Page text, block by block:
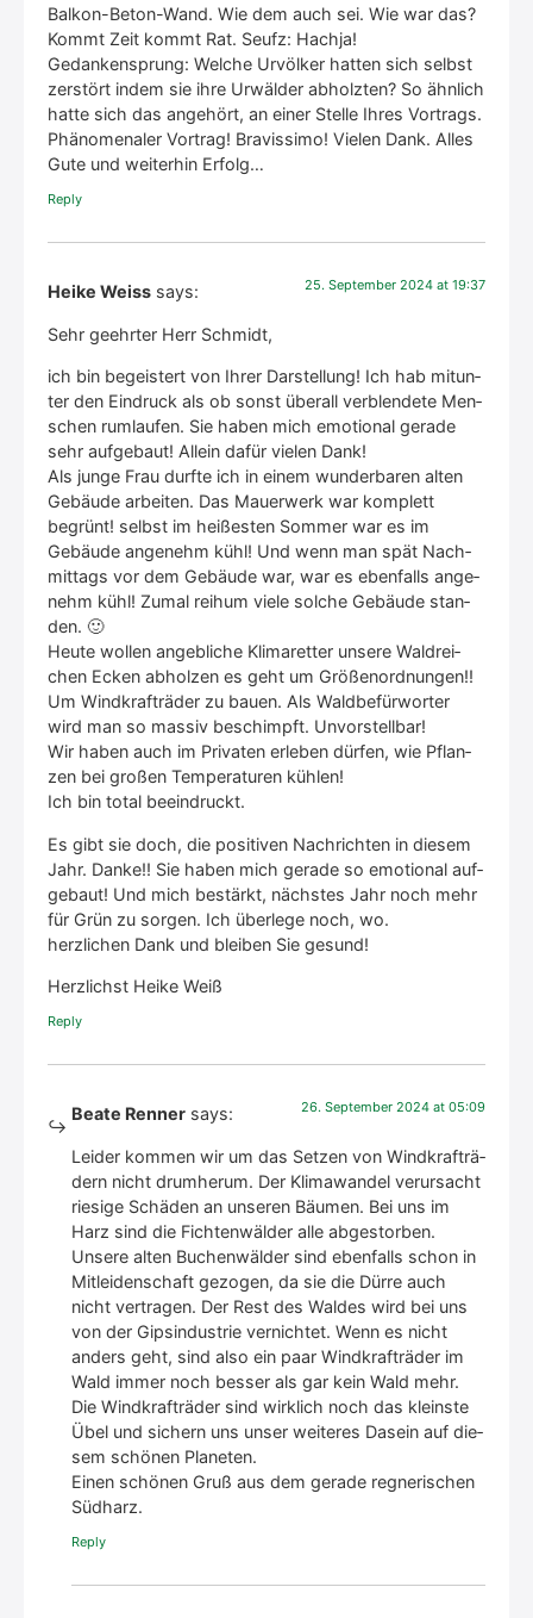
Bal­kon-Beton-Wand. Wie dem auch sei. Wie war das?
Kommt Zeit kommt Rat. Seufz: Hach­ja!
Gedan­ken­sprung: Wel­che Urvöl­ker hat­ten sich selbst
zer­stört indem sie ihre Urwäl­der abholz­ten? So ähn­lich
hat­te sich das ange­hört, an einer Stel­le Ihres Vor­trags.
Phä­no­me­na­ler Vor­trag! Bra­vis­si­mo! Vie­len Dank. Alles
Gute und wei­ter­hin Erfolg…
Rep­ly
Heike Weiss says: 25. Sep­tem­ber 2024 at 19:37
Sehr geehr­ter Herr Schmidt,
ich bin begeis­tert von Ihrer Dar­stel­lung! Ich hab mit­un­
ter den Ein­druck als ob sonst über­all ver­blen­de­te Men­
schen rum­lau­fen. Sie haben mich emo­tio­nal gera­de
sehr auf­ge­baut! Allein dafür vie­len Dank!
Als jun­ge Frau durf­te ich in einem wun­der­ba­ren alten
Gebäu­de arbei­ten. Das Mau­er­werk war kom­plett
begrünt! selbst im hei­ßes­ten Som­mer war es im
Gebäu­de ange­nehm kühl! Und wenn man spät Nach­
mit­tags vor dem Gebäu­de war, war es eben­falls ange­
nehm kühl! Zumal reih­um vie­le sol­che Gebäu­de stan­
den. 🙂
Heu­te wol­len angeb­li­che Kli­ma­ret­ter unse­re Wald­rei­
chen Ecken abhol­zen es geht um Grö­ßen­ord­nun­gen!!
Um Wind­kraft­rä­der zu bau­en. Als Wald­be­für­wor­ter
wird man so mas­siv beschimpft. Unvor­stell­bar!
Wir haben auch im Pri­va­ten erle­ben dür­fen, wie Pflan­
zen bei gro­ßen Tem­pe­ra­tu­ren küh­len!
Ich bin total beein­druckt.
Es gibt sie doch, die posi­ti­ven Nach­rich­ten in die­sem
Jahr. Dan­ke!! Sie haben mich gera­de so emo­tio­nal auf­
ge­baut! Und mich bestärkt, nächs­tes Jahr noch mehr
für Grün zu sor­gen. Ich über­le­ge noch, wo.
herz­li­chen Dank und blei­ben Sie gesund!
Herz­lichst Hei­ke Weiß
Rep­ly
Beate Renner says: 26. Sep­tem­ber 2024 at 05:09
Lei­der kom­men wir um das Set­zen von Wind­kraft­rä­
dern nicht drum­her­um. Der Kli­ma­wan­del ver­ur­sacht
rie­si­ge Schä­den an unse­ren Bäu­men. Bei uns im
Harz sind die Fich­ten­wäl­der alle abge­stor­ben.
Unse­re alten Buchen­wäl­der sind eben­falls schon in
Mit­lei­den­schaft gezo­gen, da sie die Dür­re auch
nicht ver­tra­gen. Der Rest des Wal­des wird bei uns
von der Gips­in­dus­trie ver­nich­tet. Wenn es nicht
anders geht, sind also ein paar Wind­kraft­rä­der im
Wald immer noch bes­ser als gar kein Wald mehr.
Die Wind­kraft­rä­der sind wirk­lich noch das kleins­te
Übel und sichern uns unser wei­te­res Dasein auf die­
sem schö­nen Pla­ne­ten.
Einen schö­nen Gruß aus dem gera­de reg­ne­ri­schen
Süd­harz.
Rep­ly